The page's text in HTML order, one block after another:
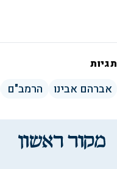
תגיות
אברהם אבינו הרמב"ם